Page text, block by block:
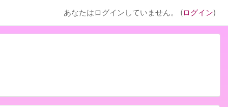
あなたはログインしていません。 (ログイン)